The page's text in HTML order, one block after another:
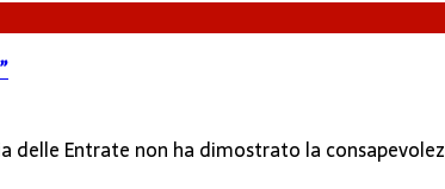
delle Entrate non ha dimostrato la